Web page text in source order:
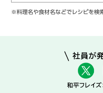
※料理名や食材名などでレシピを検